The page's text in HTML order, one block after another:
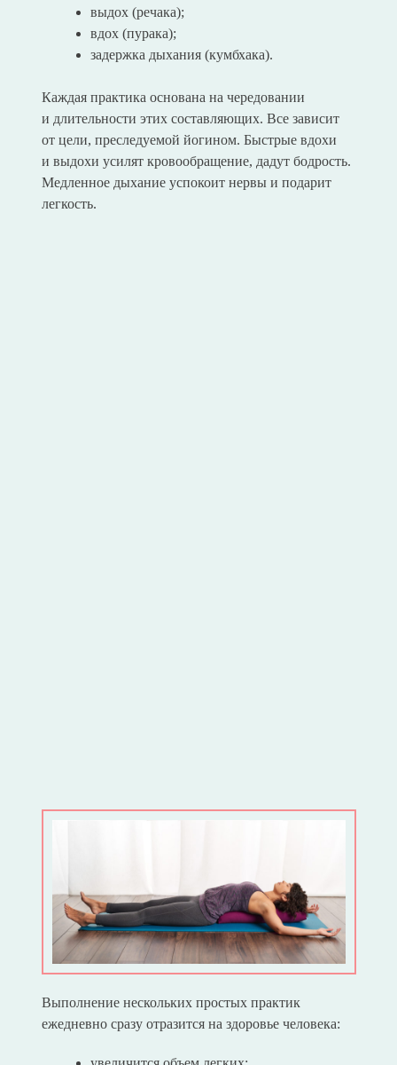
выдох (речака);
вдох (пурака);
задержка дыхания (кумбхака).
Каждая практика основана на чередовании
и длительности этих составляющих. Все зависит
от цели, преследуемой йогином. Быстрые вдохи
и выдохи усилят кровообращение, дадут бодрость.
Медленное дыхание успокоит нервы и подарит
легкость.
Выполнение нескольких простых практик
ежедневно сразу отразится на здоровье человека: